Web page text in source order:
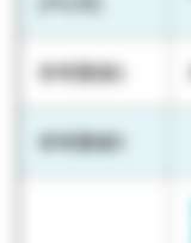
参考数値2
参考数値3